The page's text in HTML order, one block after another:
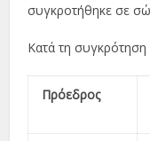
συγκροτήθηκε σε
Κατά τη
Πρόεδρος